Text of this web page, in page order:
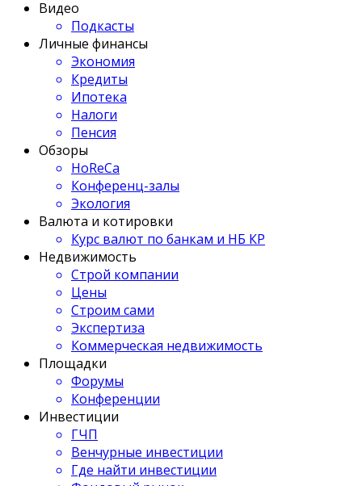
Видео
Подкасты
Личные финансы
Экономия
Кредиты
Ипотека
Налоги
Пенсия
Обзоры
HoReCa
Конференц-залы
Экология
Валюта и котировки
Курс валют по банкам и НБ КР
Недвижимость
Строй компании
Цены
Строим сами
Экспертиза
Коммерческая недвижимость
Площадки
Форумы
Конференции
Инвестиции
ГЧП
Венчурные инвестиции
Где найти инвестиции